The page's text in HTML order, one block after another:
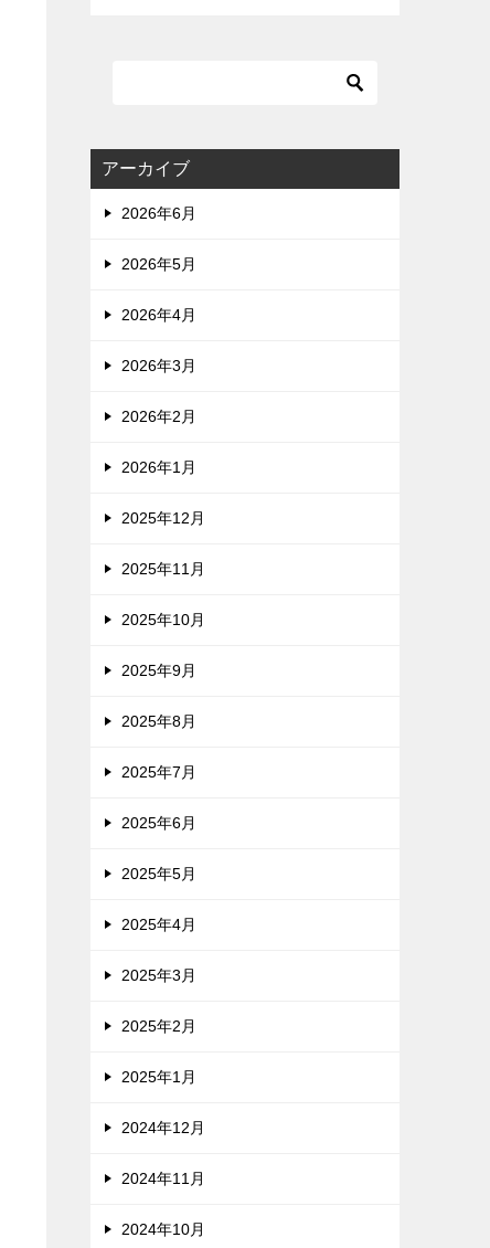
アーカイブ
2026年6月
2026年5月
2026年4月
2026年3月
2026年2月
2026年1月
2025年12月
2025年11月
2025年10月
2025年9月
2025年8月
2025年7月
2025年6月
2025年5月
2025年4月
2025年3月
2025年2月
2025年1月
2024年12月
2024年11月
2024年10月